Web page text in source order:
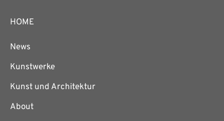
HOME
News
Kunstwerke
Kunst und Architektur
About